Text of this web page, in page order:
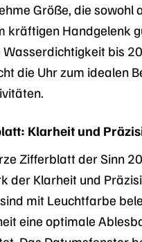
Größe, die sowohl
kräftigen Handgelenk
Wasserdichtigkeit bis
die Uhr zum idealen
Klarheit und
Zifferblatt der Sinn
der Klarheit und
mit Leuchtfarbe
eine optimale